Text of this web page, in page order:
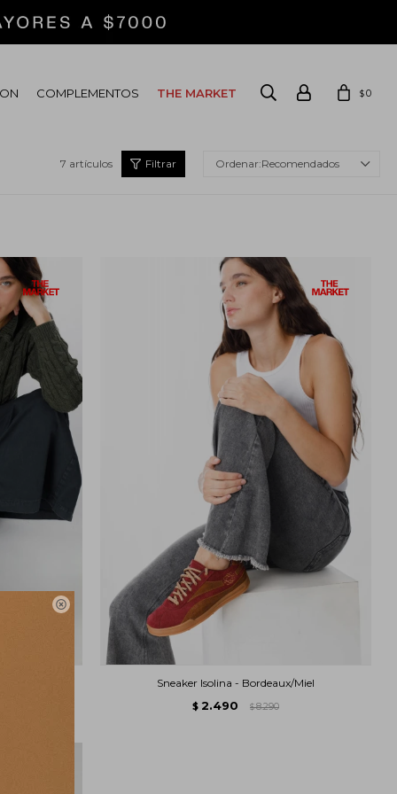

COMPLEMENTOS THE MARKET $0
7 artículos Recomendados
Sneaker Isolina - Bordeaux/Miel
$ 2.490 $ 8.290